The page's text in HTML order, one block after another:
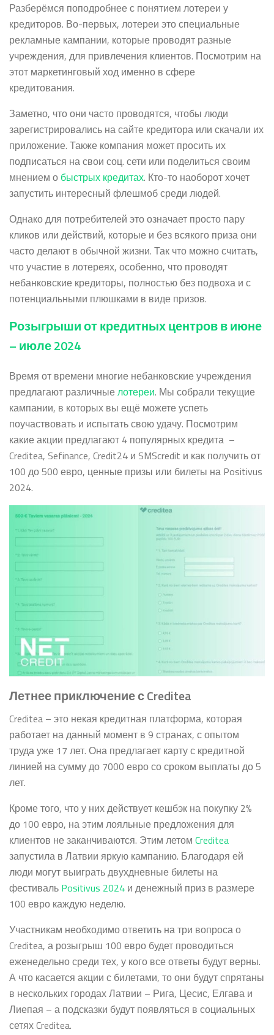
Разберёмся поподробнее с понятием лотереи у
кредиторов. Во-первых, лотереи это специальные
рекламные кампании, которые проводят разные
учреждения, для привлечения клиентов. Посмотрим на
этот маркетинговый ход именно в сфере
кредитования.
Заметно, что они часто проводятся, чтобы люди
зарегистрировались на сайте кредитора или скачали их
приложение. Также компания может просить их
подписаться на свои соц. сети или поделиться своим
мнением о быстрых кредитах. Кто-то наоборот хочет
запустить интересный флешмоб среди людей.
Однако для потребителей это означает просто пару
кликов или действий, которые и без всякого приза они
часто делают в обычной жизни. Так что можно считать,
что участие в лотереях, особенно, что проводят
небанковские кредиторы, полностью без подвоха и с
потенциальными плюшками в виде призов.
Розыгрыши от кредитных центров в июне
– июле 2024
Время от времени многие небанковские учреждения
предлагают различные лотереи. Мы собрали текущие
кампании, в которых вы ещё можете успеть
поучаствовать и испытать свою удачу. Посмотрим
какие акции предлагают 4 популярных кредита –
Creditea, Sefinance, Credit24 и SMScredit и как получить от
100 до 500 евро, ценные призы или билеты на Positivus
2024.
Летнее приключение с Creditea
Creditea – это некая кредитная платформа, которая
работает на данный момент в 9 странах, с опытом
труда уже 17 лет. Она предлагает карту с кредитной
линией на сумму до 7000 евро со сроком выплаты до 5
лет.
Кроме того, что у них действует кешбэк на покупку 2%
до 100 евро, на этим лояльные предложения для
клиентов не заканчиваются. Этим летом Creditea
запустила в Латвии яркую кампанию. Благодаря ей
люди могут выиграть двухдневные билеты на
фестиваль Positivus 2024 и денежный приз в размере
100 евро каждую неделю.
Участникам необходимо ответить на три вопроса о
Creditea, а розыгрыш 100 евро будет проводиться
еженедельно среди тех, у кого все ответы будут верны.
А что касается акции с билетами, то они будут спрятаны
в нескольких городах Латвии – Рига, Цесис, Елгава и
Лиепая – а подсказки будут появляться в социальных
сетях Creditea.